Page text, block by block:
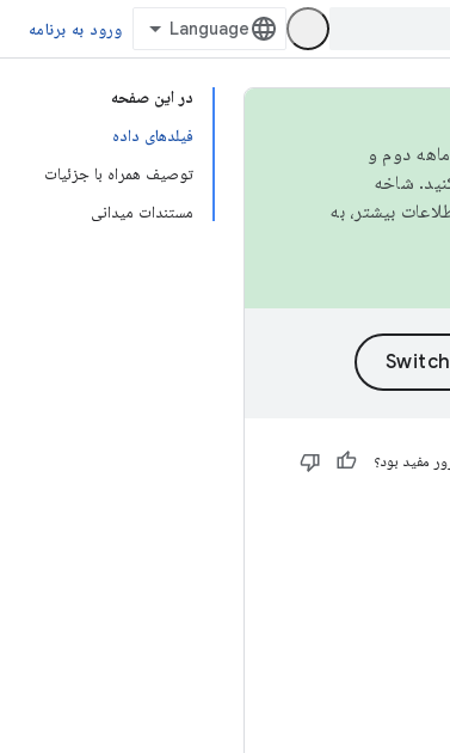
ورود به برنامه
در این صفحه
فیلدهای داده
توصیف همراه با جزئیات
مستندات میدانی
دوم و
شاخه
مفید بود؟